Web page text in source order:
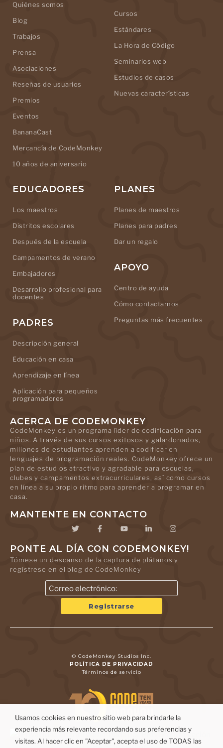
Quiénes somos
Blog
Trabajos
Prensa
Asociaciones
Reseñas de usuarios
Premios
Eventos
BananaCast
Mercancía de CodeMonkey
10 años de aniversario
Cursos
Estándares
La Hora de Código
Seminarios web
Estudios de casos
Nuevas características
EDUCADORES
Los maestros
Distritos escolares
Después de la escuela
Campamentos de verano
Embajadores
Desarrollo profesional para
docentes
PADRES
Descripción general
Educación en casa
Aprendizaje en línea
Aplicación para pequeños
programadores
PLANES
Planes de maestros
Planes para padres
Dar un regalo
APOYO
Centro de ayuda
Cómo contactarnos
Preguntas más frecuentes
ACERCA DE CODEMONKEY
CodeMonkey es un programa líder de codificación para
niños. A través de sus cursos exitosos y galardonados,
millones de estudiantes aprenden a codificar en
lenguajes de programación reales. CodeMonkey ofrece un
plan de estudios atractivo y agradable para escuelas,
clubes y campamentos extracurriculares, así como cursos
en línea a su propio ritmo para aprender a programar en
casa.
MANTENTE EN CONTACTO
PONTE AL DÍA CON CODEMONKEY!
Tómese un descanso de la captura de plátanos y
regístrese en el blog de CodeMonkey
© CodeMonkey Studios Inc.
POLÍTICA DE PRIVACIDAD
Términos de servicio
Usamos cookies en nuestro sitio web para brindarle la
experiencia más relevante recordando sus preferencias y
visitas. Al hacer clic en "Aceptar", acepta el uso de TODAS las